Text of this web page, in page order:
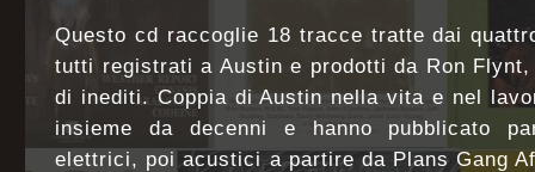
Questo cd raccoglie 18 tracce tratte dai
tutti registrati a Austin e prodotti da Ron Flynt,
di inediti. Coppia di Austin nella vita e nel
insieme da decenni e hanno pubblicato
elettrici, poi acustici a partire da Plans Gang